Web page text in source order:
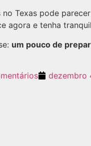
Texas pode
agora e tenha
um pouco de
dezembro